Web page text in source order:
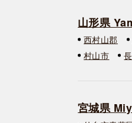
山形県
西村山郡
村山市
宮城県